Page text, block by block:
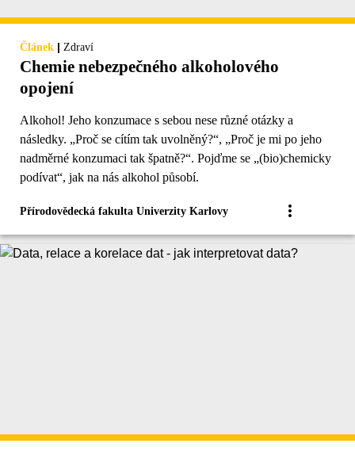
Článek | Zdraví
Chemie nebezpečného alkoholového
opojení
Alkohol! Jeho konzumace s sebou nese různé otázky a
následky. „Proč se cítím tak uvolněný?“, „Proč je mi po jeho
nadměrné konzumaci tak špatně?“. Pojďme se „(bio)chemicky
podívat“, jak na nás alkohol působí.
Přírodovědecká fakulta Univerzity Karlovy